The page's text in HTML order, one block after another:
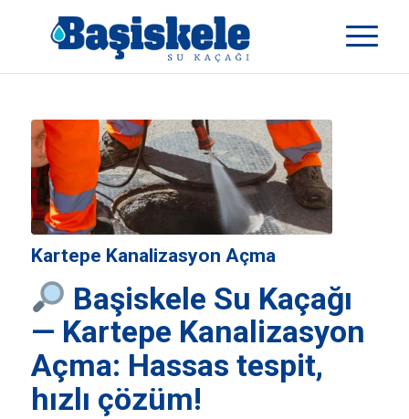
Kartepe Kanalizasyon Açma
Başiskele Su Kaçağı
— Kartepe Kanalizasyon
Açma: Hassas tespit,
hızlı çözüm!